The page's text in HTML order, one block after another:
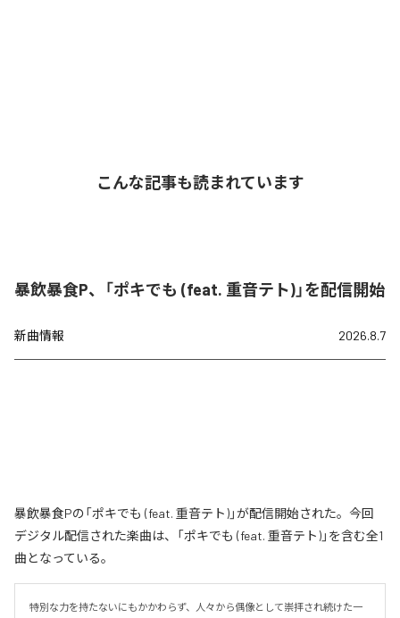
こんな記事も読まれています
暴飲暴食P、「ポキでも (feat. 重音テト)」を配信開始
新曲情報 2026.8.7
暴飲暴食Pの「ポキでも (feat. 重音テト)」が配信開始された。今回
デジタル配信された楽曲は、「ポキでも (feat. 重音テト)」を含む全1
曲となっている。
特別な力を持たないにもかかわらず、人々から偶像として崇拝され続けた一